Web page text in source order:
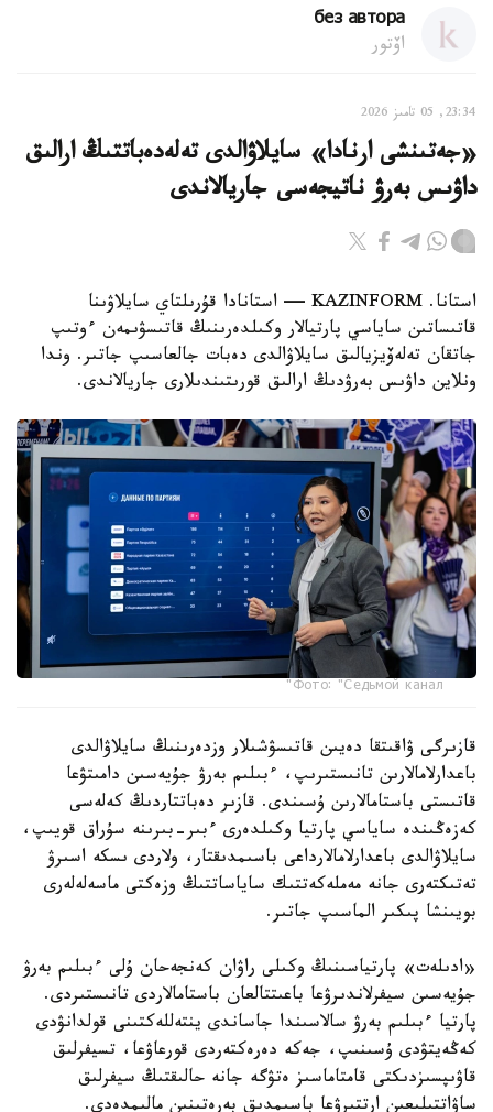
без автора
اۆتور
23:34, 05 تامىز 2026
«جەتىنشى ارنادا» سايلاۋالدى تەلەدەباتتىڭ ارالىق
داۋىس بەرۋ ناتيجەسى جاريالاندى
استانا. KAZINFORM — استانادا قۇرىلتاي سايلاۋىنا
قاتىساتىن ساياسي پارتيالار وكىلدەرىنىڭ قاتىسۋىمەن ءوتىپ
جاتقان تەلەۆيزيالىق سايلاۋالدى دەبات جالعاسىپ جاتىر. وندا
ونلاين داۋىس بەرۋدىڭ ارالىق قورىتىندىلارى جاريالاندى.
Фото: "Седьмой канал"
قازىرگى ۋاقىتقا دەيىن قاتىسۋشىلار وزدەرىنىڭ سايلاۋالدى
باعدارلامالارىن تانىستىرىپ، ءبىلىم بەرۋ جۇيەسىن دامىتۋعا
قاتىستى باستامالارىن ۇسىندى. قازىر دەباتتاردىڭ كەلەسى
كەزەڭىندە ساياسي پارتيا وكىلدەرى ءبىر-بىرىنە سۇراق قويىپ،
سايلاۋالدى باعدارلامالارداعى باسىمدىقتار، ولاردى ىسكە اسىرۋ
تەتىكتەرى جانە مەملەكەتتىك ساياساتتىڭ وزەكتى ماسەلەلەرى
بويىنشا پىكىر الماسىپ جاتىر.
«ادىلەت» پارتياسىنىڭ وكىلى راۋان كەنجەحان ۇلى ءبىلىم بەرۋ
جۇيەسىن سيفرلاندىرۋعا باعىتتالعان باستامالاردى تانىستىردى.
پارتيا ءبىلىم بەرۋ سالاسىندا جاساندى ينتەللەكتىنى قولدانۋدى
كەڭەيتۋدى ۇسىنىپ، جەكە دەرەكتەردى قورعاۋعا، تسيفرلىق
قاۋىپسىزدىكتى قامتاماسىز ەتۋگە جانە حالىقتىڭ سيفرلىق
ساۋاتتىلىعىن ارتتىرۋعا باسىمدىق بەرەتىنىن مالىمدەدى.